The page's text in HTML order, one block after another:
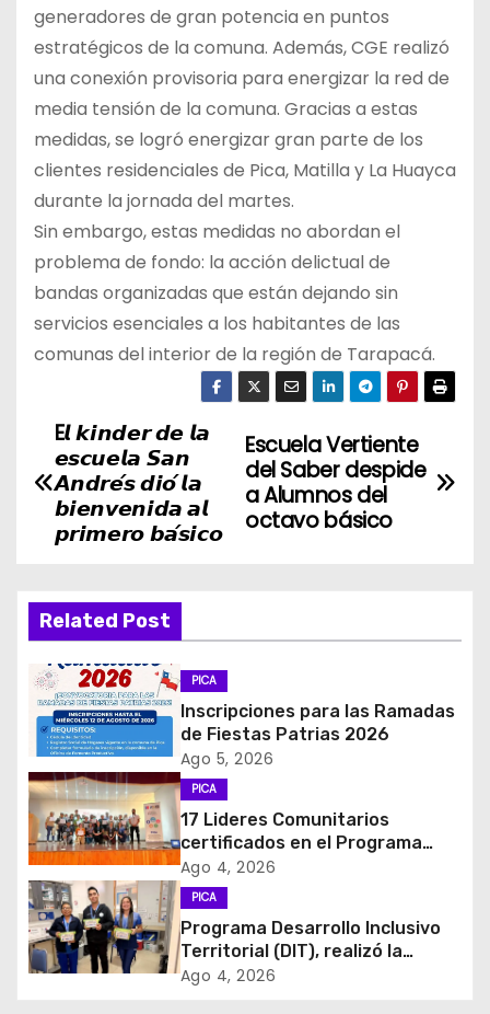
generadores de gran potencia en puntos
estratégicos de la comuna. Además, CGE realizó
una conexión provisoria para energizar la red de
media tensión de la comuna. Gracias a estas
medidas, se logró energizar gran parte de los
clientes residenciales de Pica, Matilla y La Huayca
durante la jornada del martes.
Sin embargo, estas medidas no abordan el
problema de fondo: la acción delictual de
bandas organizadas que están dejando sin
servicios esenciales a los habitantes de las
comunas del interior de la región de Tarapacá.
N
a
g
a
c
i
ó
n
d
e
Escuela Vertiente
del Saber despide
a Alumnos del
octavo básico
E𝙡 𝙠𝙞𝙣𝙙𝙚𝙧 𝙙𝙚 𝙡𝙖
𝙚𝙨𝙘𝙪𝙚𝙡𝙖 𝙎𝙖𝙣
𝘼𝙣𝙙𝙧𝙚́𝙨 𝙙𝙞𝙤́ 𝙡𝙖
𝙗𝙞𝙚𝙣𝙫𝙚𝙣𝙞𝙙𝙖 𝙖𝙡
𝙥𝙧𝙞𝙢𝙚𝙧𝙤 𝙗𝙖́𝙨𝙞𝙘𝙤
Related Post
PICA
Inscripciones para las Ramadas
de Fiestas Patrias 2026
Ago 5, 2026
PICA
17 Lideres Comunitarios
certificados en el Programa
MÁS AMA
Ago 4, 2026
PICA
Programa Desarrollo Inclusivo
Territorial (DIT), realizó la
entrega de Cajas de Regulación
Ago 4, 2026